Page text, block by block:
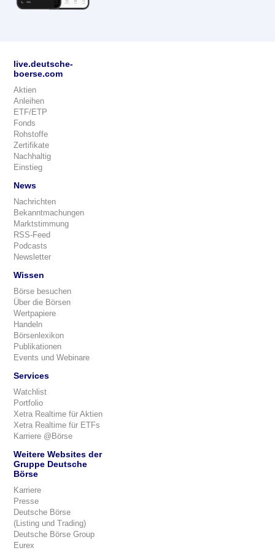
live.deutsche-
boerse.com
Aktien
Anleihen
ETF/ETP
Fonds
Rohstoffe
Zertifikate
Nachhaltig
Einstieg
News
Nachrichten
Bekanntmachungen
Marktstimmung
RSS-Feed
Podcasts
Newsletter
Wissen
Börse besuchen
Über die Börsen
Wertpapiere
Handeln
Börsenlexikon
Publikationen
Events und Webinare
Services
Watchlist
Portfolio
Xetra Realtime für Aktien
Xetra Realtime für ETFs
Karriere @Börse
Weitere Websites der
Gruppe Deutsche
Börse
Karriere
Presse
Deutsche Börse
(Listing und Trading)
Deutsche Börse Group
Eurex